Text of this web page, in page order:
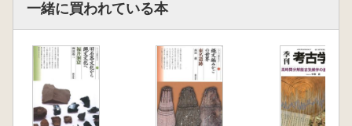
高校生による学校資料調査と学校史叙述の構
日本列島における旧石器時代人骨とDNA分析/
水野 文月
一緒に買われている本